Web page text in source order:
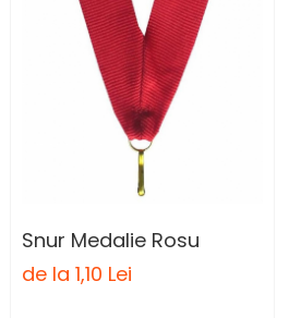
Snur Medalie Rosu
de la 1,10 Lei